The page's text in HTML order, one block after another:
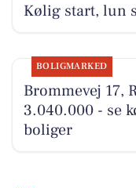
Kølig start, lun
BOLIGMARKED
Brommevej 17,
3.040.000 - se
boliger